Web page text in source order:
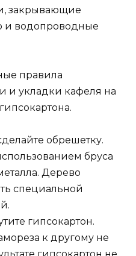
закрывающие
и водопроводные
правила
и укладки кафеля на
обрешетку.
бруса
Дерево
специальной
гипсокартон.
к другому не